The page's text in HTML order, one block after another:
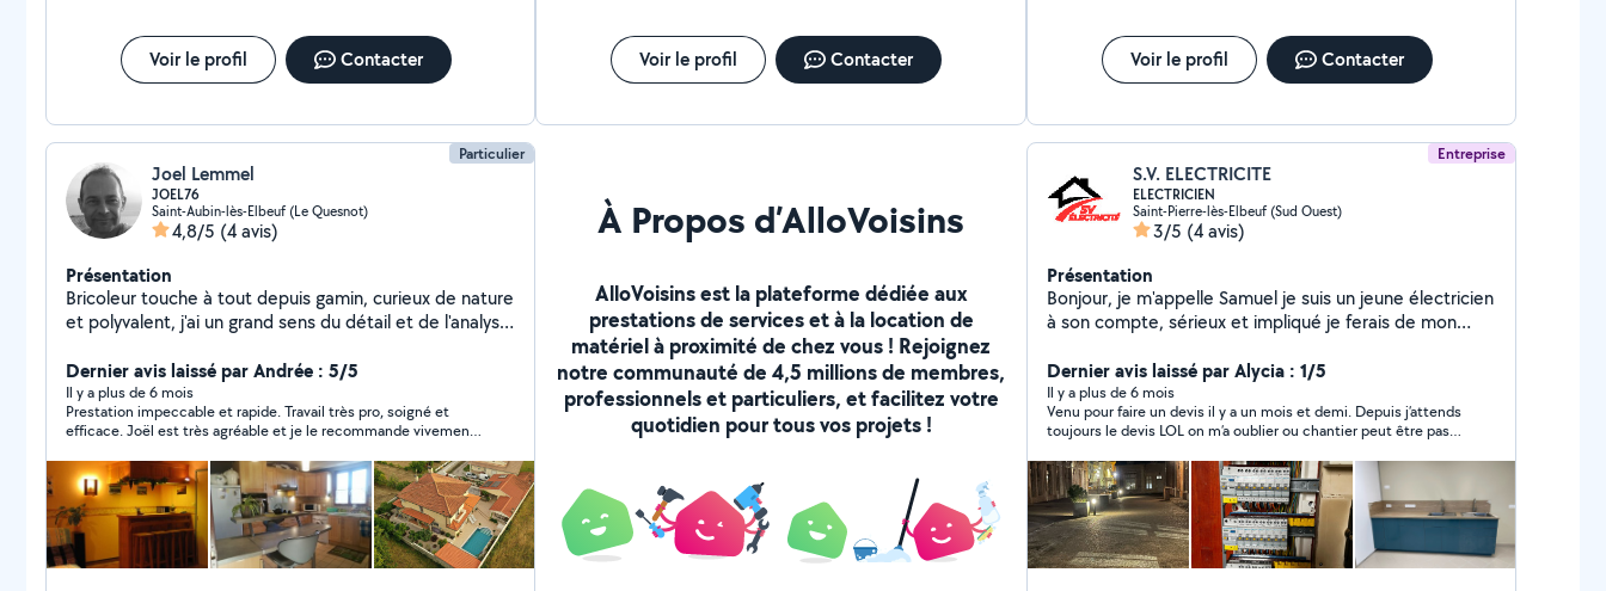
Voir le profil Contacter Voir le profil Contacter Voir le profil Contacter
Particulier
Joel Lemmel
JOEL76
Saint-Aubin-lès-Elbeuf (Le Quesnot)
4,8/5 (4 avis)
Présentation
Bricoleur touche à tout depuis gamin, curieux de nature
et polyvalent, j'ai un grand sens du détail et de l'analyse;
améliorer les choses lorsque c'est nécessaire.
Dernier avis laissé par Andrée : 5/5
Il y a plus de 6 mois
Prestation impeccable et rapide. Travail très pro, soigné et
efficace. Joël est très agréable et je le recommande vivement
À Propos d’AlloVoisins
AlloVoisins est la plateforme dédiée aux
prestations de services et à la location de
matériel à proximité de chez vous ! Rejoignez
notre communauté de 4,5 millions de membres,
professionnels et particuliers, et facilitez votre
quotidien pour tous vos projets !
Entreprise
S.V. ELECTRICITE
ELECTRICIEN
Saint-Pierre-lès-Elbeuf (Sud Ouest)
3/5 (4 avis)
Présentation
Bonjour, je m'appelle Samuel je suis un jeune électricien
à son compte, sérieux et impliqué je ferais de mon
possible.
Dernier avis laissé par Alycia : 1/5
Il y a plus de 6 mois
Venu pour faire un devis il y a un mois et demi. Depuis j’attends
toujours le devis LOL on m’a oublier ou chantier peut être pas